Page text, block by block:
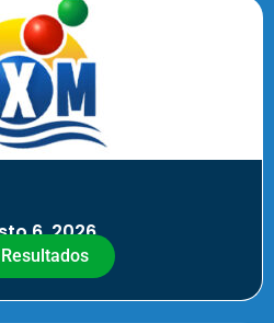
- Pick 3 Pick 4
6, 2026